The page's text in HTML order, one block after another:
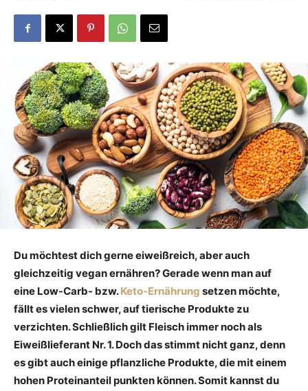
Du möchtest dich gerne eiweißreich, aber auch
gleichzeitig vegan ernähren? Gerade wenn man auf
eine Low-Carb- bzw.Keto-Ernährung setzen möchte,
fällt es vielen schwer, auf tierische Produkte zu
verzichten. Schließlich gilt Fleisch immer noch als
Eiweißlieferant Nr. 1. Doch das stimmt nicht ganz, denn
es gibt auch einige pflanzliche Produkte, die mit einem
hohen Proteinanteil punkten können. Somit kannst du